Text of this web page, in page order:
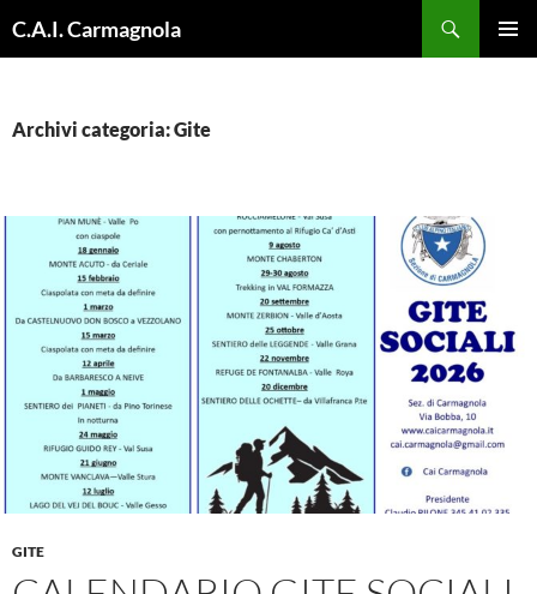
al
C.A.I. Carmagnola
Archivi categoria: Gite
GITE